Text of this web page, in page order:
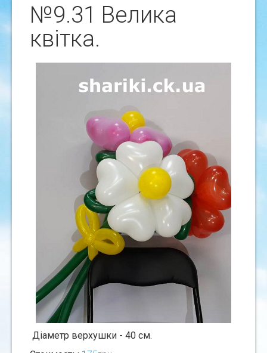
№9.31 Велика
квiтка.
Дiаметр верхушки - 40 см.